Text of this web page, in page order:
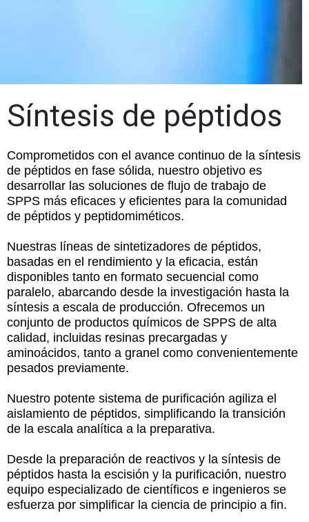
Síntesis de péptidos
Comprometidos con el avance continuo de la síntesis
de péptidos en fase sólida, nuestro objetivo es
desarrollar las soluciones de flujo de trabajo de
SPPS más eficaces y eficientes para la comunidad
de péptidos y peptidomiméticos.
Nuestras líneas de sintetizadores de péptidos,
basadas en el rendimiento y la eficacia, están
disponibles tanto en formato secuencial como
paralelo, abarcando desde la investigación hasta la
síntesis a escala de producción. Ofrecemos un
conjunto de productos químicos de SPPS de alta
calidad, incluidas resinas precargadas y
aminoácidos, tanto a granel como convenientemente
pesados previamente.
Nuestro potente sistema de purificación agiliza el
aislamiento de péptidos, simplificando la transición
de la escala analítica a la preparativa.
Desde la preparación de reactivos y la síntesis de
péptidos hasta la escisión y la purificación, nuestro
equipo especializado de científicos e ingenieros se
esfuerza por simplificar la ciencia de principio a fin.